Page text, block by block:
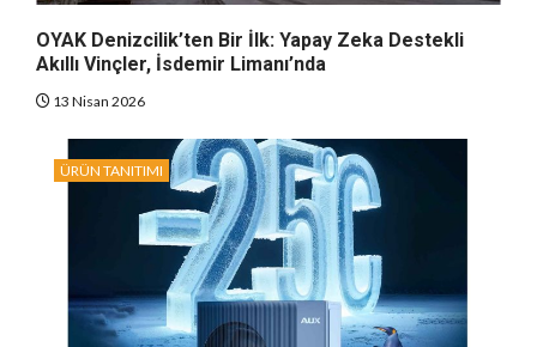
OYAK Denizcilik’ten Bir İlk: Yapay Zeka Destekli
Akıllı Vinçler, İsdemir Limanı’nda
13 Nisan 2026
ÜRÜN TANITIMI